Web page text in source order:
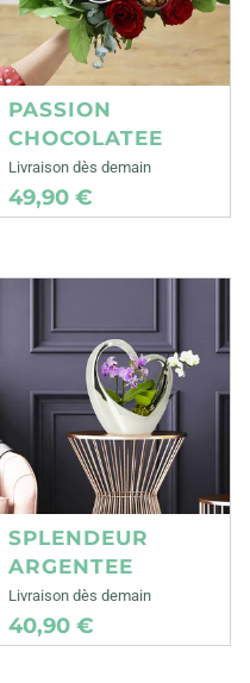
PASSION
CHOCOLATEE
Livraison dès demain
49,90 €
SPLENDEUR
ARGENTEE
Livraison dès demain
40,90 €